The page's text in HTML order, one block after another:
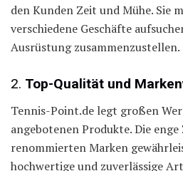
den Kunden Zeit und Mühe. Sie
verschiedene Geschäfte
Ausrüstung zusammenzustellen.
2. Top-Qualität und
Tennis-Point.de legt großen
angebotenen Produkte. Die
renommierten Marken
hochwertige und zuverlässige